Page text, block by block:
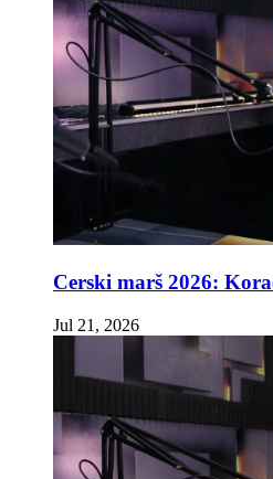
Cerski marš 2026:
Jul 21, 2026